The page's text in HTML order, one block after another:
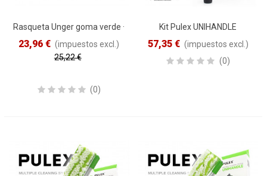
Rasqueta Unger goma verde ·
35cm
23,96 € (impuestos excl.)
25,22 €
(0)
Kit Pulex UNIHANDLE
completo · 45cm
57,35 € (impuestos excl.)
(0)